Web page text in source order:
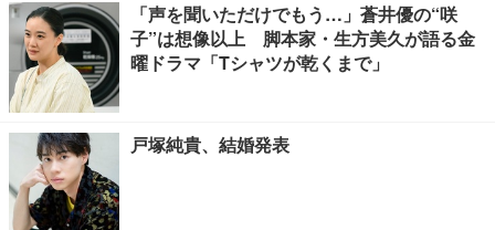
「声を聞いただけでもう…」蒼井優の“咲
子”は想像以上 脚本家・生方美久が語る金
曜ドラマ「Tシャツが乾くまで」
戸塚純貴、結婚発表